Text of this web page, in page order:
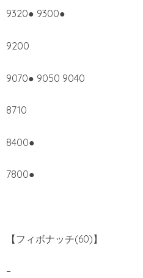
9320● 9300●
9200
9070● 9050 9040
8710
8400●
7800●
【フィボナッチ(60)】
–